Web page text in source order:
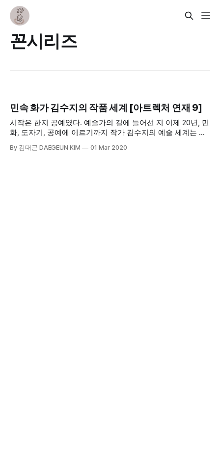
꼰시리즈
민속 화가 김수지의 작품 세계 [아트렉처 연재 9]
시작은 한지 공예였다. 예술가의 길에 들어선 지 이제 20년, 민
화, 도자기, 공예에 이르기까지 작가 김수지의 예술 세계는 한
가 다른 한국민속 화가와 다른 점은 한국 전통 민화의 맥을 이
By 김대근 DAEGEUN KIM 01 Mar 2020